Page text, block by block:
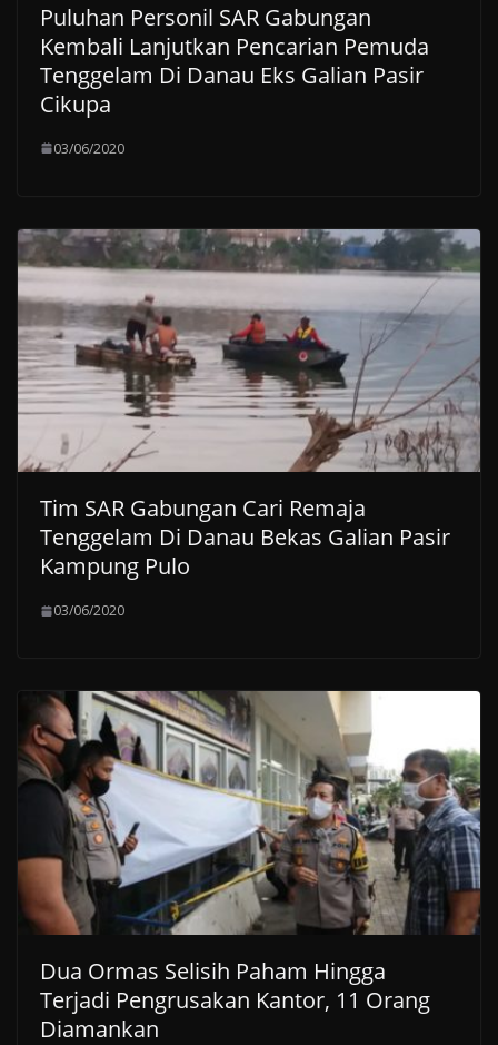
Puluhan Personil SAR Gabungan
Kembali Lanjutkan Pencarian Pemuda
Tenggelam Di Danau Eks Galian Pasir
Cikupa
03/06/2020
Tim SAR Gabungan Cari Remaja
Tenggelam Di Danau Bekas Galian Pasir
Kampung Pulo
03/06/2020
Dua Ormas Selisih Paham Hingga
Terjadi Pengrusakan Kantor, 11 Orang
Diamankan